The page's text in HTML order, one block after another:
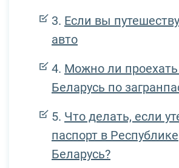
Если вы
авто
Можно ли
Беларусь по
Что делать, если
паспорт в Республике
Беларусь?